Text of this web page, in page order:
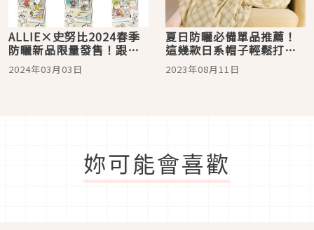
ALLIE×史努比2024春季
防曬新品限量發售！跟著
史努比一起去日本旅行
2024年03月03日
夏日防曬必備單品推薦！
這幾款日系帽子輕鬆打造
有型又防曬的時髦風格
2023年08月11日
妳可能會喜歡